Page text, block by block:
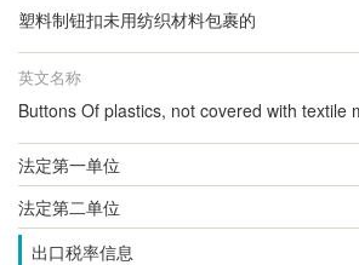
塑料制钮扣未用纺织材料包裹的
英文名称
Buttons Of plastics, not covered with textile
法定第一单位
法定第二单位
出口税率信息